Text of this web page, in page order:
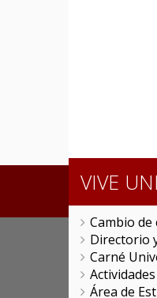
VIVE
Cambio
Directorio
Carné
Área de